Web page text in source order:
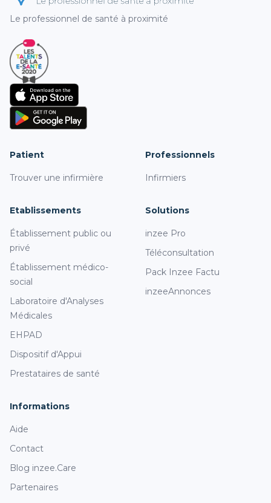
privée !
essentiels pour vous offrir une
pouvez accepter ou refuser tous
Le professionnel de santé à proximité
Patient
Trouver une infirmière
Professionnels
Infirmiers
Etablissements
Établissement public ou
privé
Établissement médico-
social
Laboratoire d'Analyses
Médicales
EHPAD
Dispositif d'Appui
Prestataires de santé
Solutions
inzee Pro
Téléconsultation
Pack Inzee Factu
inzeeAnnonces
Informations
Aide
Contact
Blog inzee.Care
Partenaires